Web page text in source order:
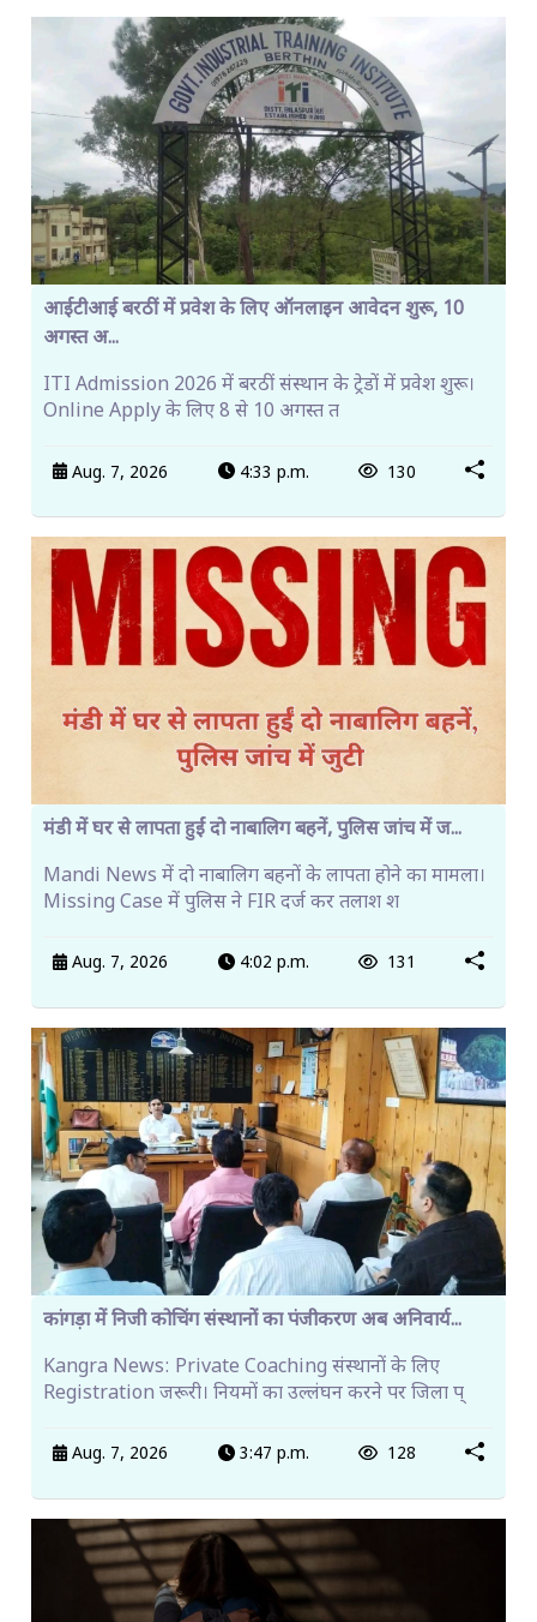
आईटीआई बरठीं में प्रवेश के लिए ऑनलाइन आवेदन शुरू, 10
अगस्त अ...
ITI Admission 2026 में बरठीं संस्थान के ट्रेडों में प्रवेश शुरू।
Online Apply के लिए 8 से 10 अगस्त त
Aug. 7, 2026 4:33 p.m. 130
मंडी में घर से लापता हुईं दो नाबालिग बहनें, पुलिस जांच में ज...
Mandi News में दो नाबालिग बहनों के लापता होने का मामला।
Missing Case में पुलिस ने FIR दर्ज कर तलाश श
Aug. 7, 2026 4:02 p.m. 131
कांगड़ा में निजी कोचिंग संस्थानों का पंजीकरण अब अनिवार्य...
Kangra News: Private Coaching संस्थानों के लिए
Registration जरूरी। नियमों का उल्लंघन करने पर जिला प्
Aug. 7, 2026 3:47 p.m. 128